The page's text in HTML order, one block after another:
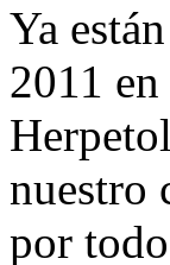
Ya
2011
nuestro
por